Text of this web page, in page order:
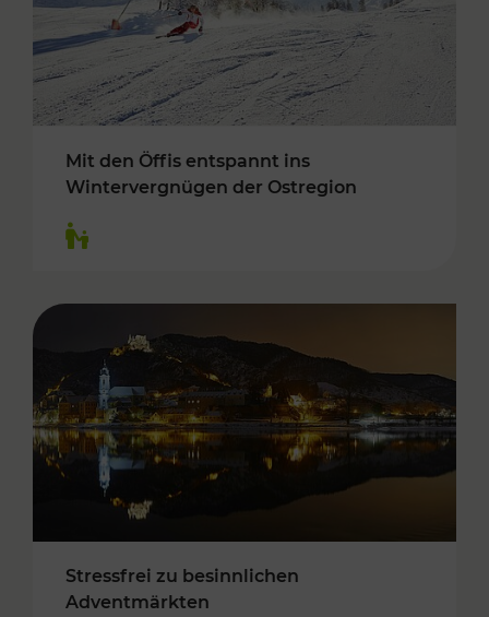
Mit den Öffis entspannt ins
Wintervergnügen der Ostregion
Stressfrei zu besinnlichen
Adventmärkten